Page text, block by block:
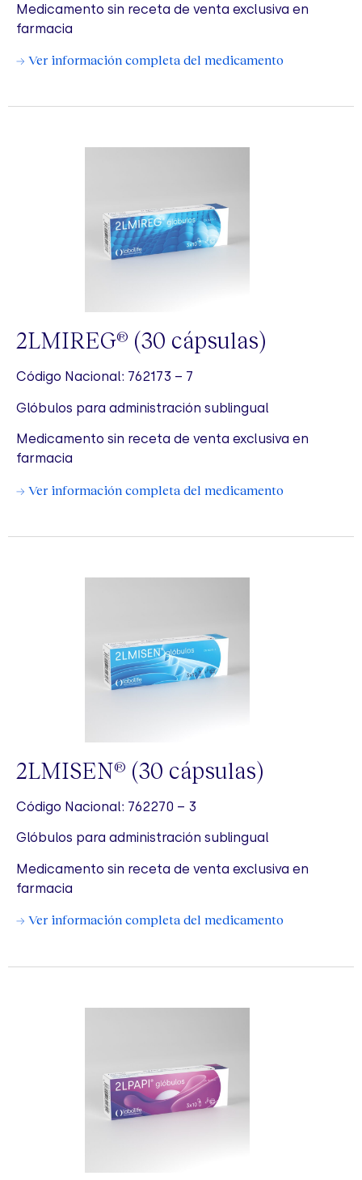
Medicamento sin receta de venta exclusiva en
farmacia
→ Ver información completa del medicamento
2LMIREG® (30 cápsulas)
Código Nacional: 762173 – 7
Glóbulos para administración sublingual
Medicamento sin receta de venta exclusiva en
farmacia
→ Ver información completa del medicamento
2LMISEN® (30 cápsulas)
Código Nacional: 762270 – 3
Glóbulos para administración sublingual
Medicamento sin receta de venta exclusiva en
farmacia
→ Ver información completa del medicamento